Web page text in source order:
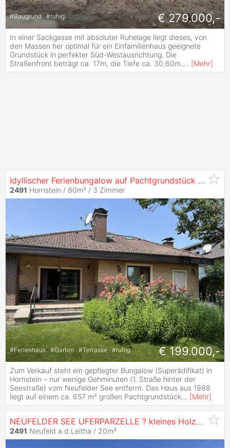
#Baugrund #ruhig € 279.000,-
In einer Sackgasse mit absoluter Ruhelage liegt dieses, von
den Massen her optimal für ein Einfamilienhaus geeignete
Grundstück in perfekter Süd-Westausrichtung. Die
Straßenfront beträgt ca. 17m, die Tiefe ca. 30,60m.... [Mehr]
Idyllischer Ferienbungalow auf Pachtgrundstück beim Neufeldersee
2491 Hornstein / 80m² / 3 Zimmer
#Ferienhaus #Garten #Terrasse #ruhig € 199.000,-
Zum Verkauf steht ein gepflegter Bungalow (Superädifikat) in
Hornstein – nur wenige Gehminuten (1. Straße hinter der
Seestraße) vom Neufelder See entfernt. Das Haus aus 1988
liegt auf einem ca. 657 m² großen Pachtgrundstück... [Mehr]
NEUFELDER SEE UFERPARZELLE ? kleines Holzhaus mit privatem Uferbereich auf Pachtgrund zu verkaufen
2491 Neufeld a.d.Leitha / 20m²